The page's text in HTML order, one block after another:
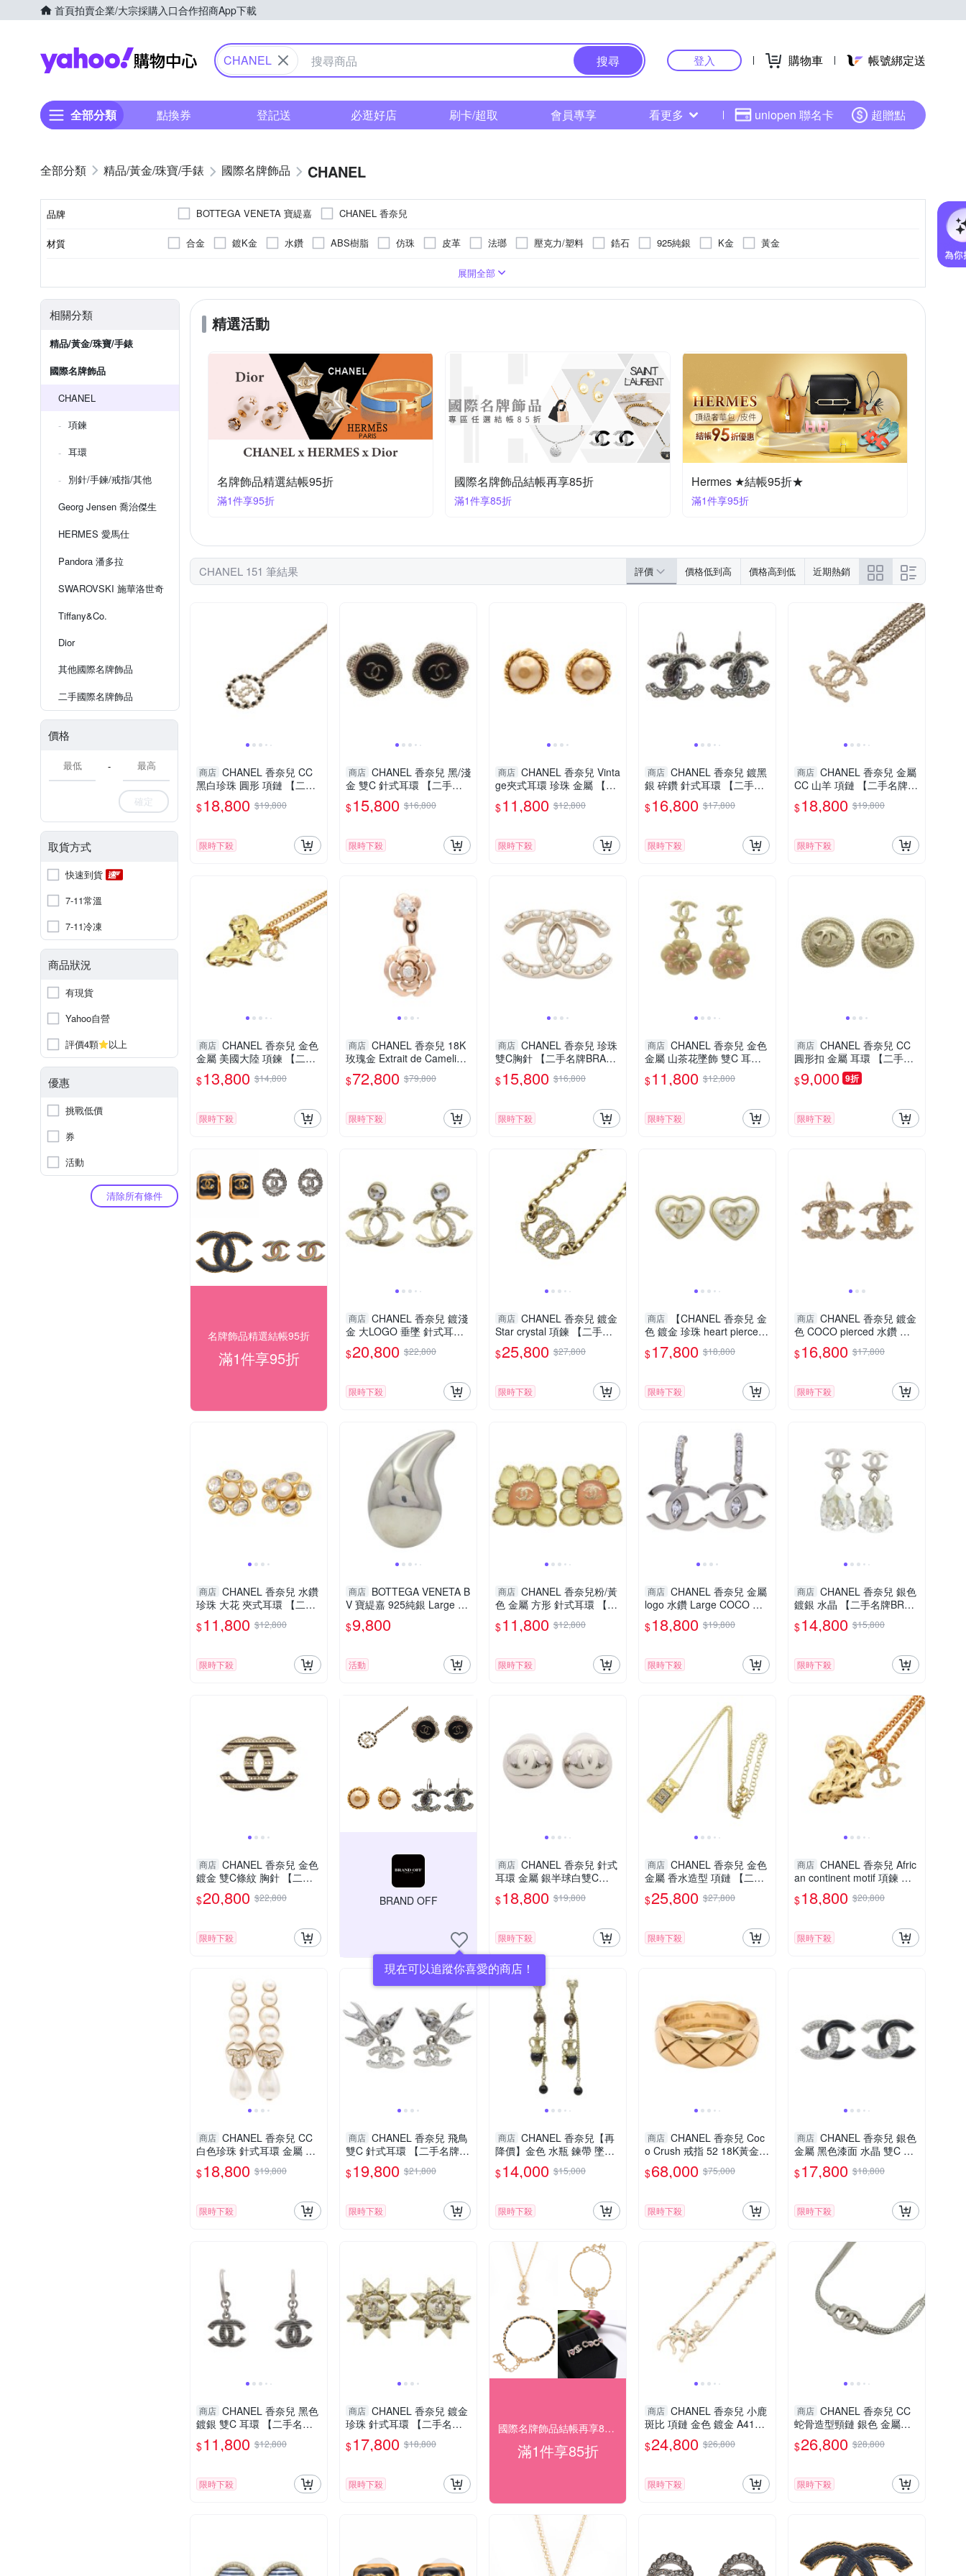
首頁拍賣企業/大宗採購入口合作招商App下載
Yahoo購物中心
CHANEL 搜尋 登入 購物車 帳號綁定送
全部分類 點換券 登記送 必逛好店 刷卡/超取 會員專享 看更多 uniopen 聯名卡 超贈點
精品/黃金/珠寶/手錶 國際名牌飾品 CHANEL
品牌 BOTTEGA VENETA 寶緹嘉 CHANEL 香奈兒
材質 合金 鍍K金 水鑽 ABS樹脂 仿珠 皮革 法瑯 壓克力/塑料 鋯石 925純銀 K金 黃金
鑰匙圈
展開全部
相關分類
精品/黃金/珠寶/手錶
國際名牌飾品
CHANEL
項鍊
耳環
別針/手鍊/戒指/其他
Georg Jensen 喬治傑生
HERMES 愛馬仕
Pandora 潘多拉
SWAROVSKI 施華洛世奇
Tiffany&Co.
Dior
其他國際名牌飾品
二手國際名牌飾品
價格
-
確定
取貨方式
快速到貨
7-11常溫
7-11冷凍
商品狀況
有現貨
Yahoo自營
評價4顆
以上
優惠
挑戰低價
券
活動
清除所有條件
精選活動
名牌飾品精選結帳95折
滿1件享95折
國際名牌飾品結帳再享85折
滿1件享85折
Hermes ★結帳95折★
滿1件享95折
CHANEL 151 筆結果 評價 價格低到高 價格高到低 近期熱銷
商店 CHANEL 香奈兒 CC
黑白珍珠 圓形 項鏈 【二手
名牌BRAND OFF】
$18,800 $19,800
限時下殺
商店 CHANEL 香奈兒 黑/淺
金 雙C 針式耳環 【二手名
牌BRAND OFF】
$15,800 $16,800
限時下殺
商店 CHANEL 香奈兒 Vinta
ge夾式耳環 珍珠 金屬 【二
手名牌BRAND OFF】
$11,800 $12,800
限時下殺
商店 CHANEL 香奈兒 鍍黑
銀 碎鑽 針式耳環 【二手名
牌BRAND OFF】
$16,800 $17,800
限時下殺
商店 CHANEL 香奈兒 金屬
CC 山羊 項鏈 【二手名牌B
RAND OFF】
$18,800 $19,800
限時下殺
商店 CHANEL 香奈兒 金色
金屬 美國大陸 項鍊 【二手
名牌BRAND OFF】
$13,800 $14,800
限時下殺
商店 CHANEL 香奈兒 18K
玫瑰金 Extrait de Camelia
單邊 針式耳環 【二手名牌B
RAND OFF】
$72,800 $79,800
限時下殺
商店 CHANEL 香奈兒 珍珠
雙C胸針 【二手名牌BRAND
OFF】
$15,800 $16,800
限時下殺
商店 CHANEL 香奈兒 金色
金屬 山茶花墜飾 雙C 耳環
【二手名牌BRAND OFF】
$11,800 $12,800
限時下殺
商店 CHANEL 香奈兒 CC
圓形扣 金屬 耳環 【二手名
牌BRAND OFF】
$9,000 9折
限時下殺
名牌飾品精選結帳95折
滿1件享95折
商店 CHANEL 香奈兒 鍍淺
金 大LOGO 垂墜 針式耳環
【二手名牌BRAND OFF】
$20,800 $22,800
限時下殺
商店 CHANEL 香奈兒 鍍金
Star crystal 項鍊 【二手名
牌BRAND OFF】
$25,800 $27,800
限時下殺
商店
【CHANEL 香奈兒 金
色 鍍金 珍珠 heart pierced
earrings 耳環 【二手名牌B
RAND OFF】
$17,800 $18,800
限時下殺
商店 CHANEL 香奈兒 鍍金
色 COCO pierced 水鑽 針
式耳環 【二手名牌BRAND
OFF】
$16,800 $17,800
限時下殺
商店 CHANEL 香奈兒 水鑽
珍珠 大花 夾式耳環 【二手
名牌BRAND OFF】
$11,800 $12,800
限時下殺
商店 BOTTEGA VENETA B
V 寶緹嘉 925純銀 Large Dr
op 胸針 Brooch 13.65g
$9,800
活動
商店 CHANEL 香奈兒粉/黃
色 金屬 方形 針式耳環 【二
手名牌BRAND OFF】
$11,800 $12,800
限時下殺
商店 CHANEL 香奈兒 金屬
logo 水鑽 Large COCO 針
式耳環 【二手名牌BRAND
OFF】
$18,800 $19,800
限時下殺
商店 CHANEL 香奈兒 銀色
鍍銀 水晶 【二手名牌BRAN
D OFF】
$14,800 $15,800
限時下殺
商店 CHANEL 香奈兒 金色
鍍金 雙C條紋 胸針 【二手
名牌BRAND OFF】
$20,800 $22,800
限時下殺
BRAND OFF
現在可以追蹤你喜愛的商店！
商店 CHANEL 香奈兒 針式
耳環 金屬 銀半球白雙C
【二手名牌BRAND OFF】
$18,800 $19,800
限時下殺
商店 CHANEL 香奈兒 金色
金屬 香水造型 項鏈 【二手
名牌BRAND OFF】
$25,800 $27,800
限時下殺
商店 CHANEL 香奈兒 Afric
an continent motif 項鍊 鍍
金金屬 【二手名牌BRAND
OFF】
$18,800 $20,800
限時下殺
商店 CHANEL 香奈兒 CC
白色珍珠 針式耳環 金屬 AB
8449 【二手名牌BRAND O
FF】
$18,800 $19,800
限時下殺
商店 CHANEL 香奈兒 飛鳥
雙C 針式耳環 【二手名牌B
RAND OFF】
$19,800 $21,800
限時下殺
商店 CHANEL 香奈兒【再
降價】金色 水瓶 鍊帶 墜飾
耳環 【二手名牌BRAND OF
F】
$14,000 $15,000
限時下殺
商店 CHANEL 香奈兒 Coc
o Crush 戒指 52 18K黃金 J
10571 【二手名牌BRAND
OFF】
$68,000 $75,000
限時下殺
商店 CHANEL 香奈兒 銀色
金屬 黑色漆面 水晶 雙C 耳
環 【二手名牌BRAND OF
F】
$17,800 $18,800
限時下殺
商店 CHANEL 香奈兒 黑色
鍍銀 雙C 耳環 【二手名牌B
RAND OFF】
$11,800 $12,800
限時下殺
商店 CHANEL 香奈兒 鍍金
珍珠 針式耳環 【二手名牌B
RAND OFF】
$17,800 $18,800
限時下殺
國際名牌飾品結帳再享85折
滿1件享85折
商店 CHANEL 香奈兒 小鹿
斑比 項鏈 金色 鍍金 A4146
395 【二手名牌BRAND OF
F】
$24,800 $26,800
限時下殺
商店 CHANEL 香奈兒 CC
蛇骨造型頸鏈 銀色 金屬
【二手名牌BRAND OFF】
$26,800 $28,800
限時下殺